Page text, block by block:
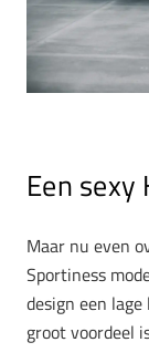
Een sexy
Maar nu even
Sportiness
design een
groot voordeel